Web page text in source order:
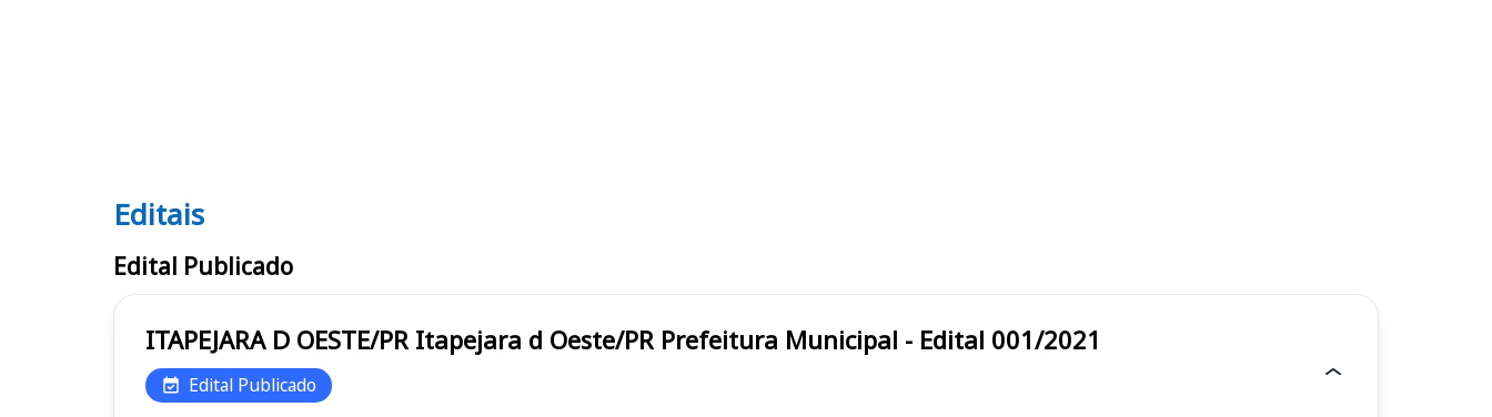
Editais
Editais
Edital Publicado
ITAPEJARA D OESTE/PR Itapejara d Oeste/PR Prefeitura Municipal - Edital 001/2021
Edital Publicado